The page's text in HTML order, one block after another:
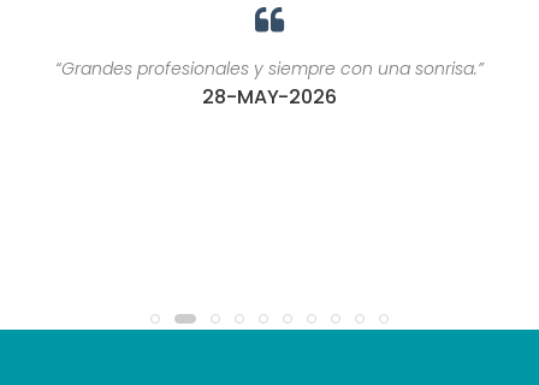
“Grandes profesionales y siempre con una sonrisa.”
28-MAY-2026